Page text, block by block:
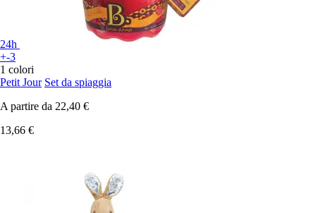
24h
+-3
1 colori
Petit Jour Set da spiaggia
A partire da 22,40 €
13,66 €